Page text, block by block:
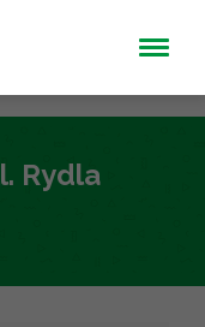
Rydla